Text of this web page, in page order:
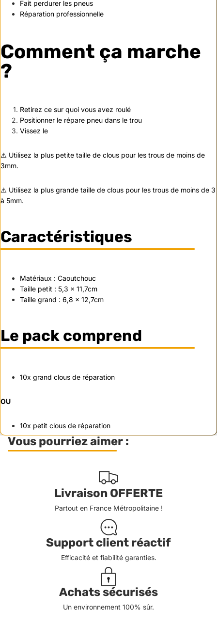
Fait perdurer les pneus
Réparation professionnelle
Comment ça marche
?
Retirez ce sur quoi vous avez roulé
Positionner le répare pneu dans le trou
Vissez le
⚠️ Utilisez la plus petite taille de clous pour les trous de moins de
3mm.
⚠️ Utilisez la plus grande taille de clous pour les trous de moins de 3
à 5mm.
Caractéristiques
Matériaux : Caoutchouc
Taille petit : 5,3 x 11,7cm
Taille grand : 6,8 x 12,7cm
Le pack comprend
10x grand clous de réparation
OU
10x petit clous de réparation
Vous pourriez aimer :
Livraison OFFERTE
Partout en France Métropolitaine !
Support client réactif
Efficacité et fiabilité garanties.
Achats sécurisés
Un environnement 100% sûr.